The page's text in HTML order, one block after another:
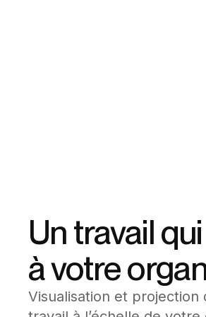
Un travail
à votre
Visualisation et projection